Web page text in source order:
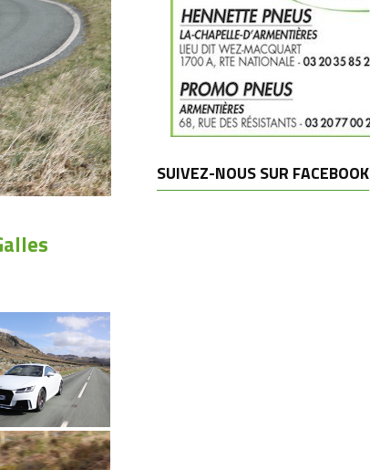
SUIVEZ-NOUS SUR FACEBOOK